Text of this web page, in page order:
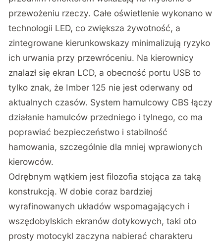
przewożeniu rzeczy. Całe oświetlenie wykonano w
technologii LED, co zwiększa żywotność, a
zintegrowane kierunkowskazy minimalizują ryzyko
ich urwania przy przewróceniu. Na kierownicy
znalazł się ekran LCD, a obecność portu USB to
tylko znak, że Imber 125 nie jest oderwany od
aktualnych czasów. System hamulcowy CBS łączy
działanie hamulców przedniego i tylnego, co ma
poprawiać bezpieczeństwo i stabilność
hamowania, szczególnie dla mniej wprawionych
kierowców.
Odrębnym wątkiem jest filozofia stojąca za taką
konstrukcją. W dobie coraz bardziej
wyrafinowanych układów wspomagających i
wszędobylskich ekranów dotykowych, taki oto
prosty motocykl zaczyna nabierać charakteru